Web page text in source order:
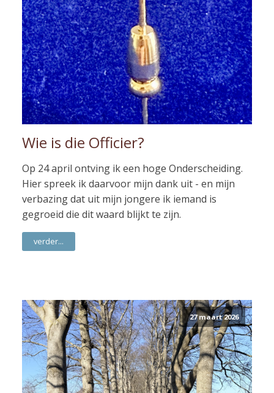
Wie is die Officier?
Op 24 april ontving ik een hoge Onderscheiding.
Hier spreek ik daarvoor mijn dank uit - en mijn
verbazing dat uit mijn jongere ik iemand is
gegroeid die dit waard blijkt te zijn.
verder...
27 maart 2026